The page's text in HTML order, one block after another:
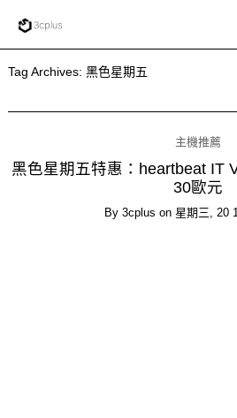
Tag Archives: 黑色星期五
主機推薦
黑色星期五特惠：heartbeat IT
30歐元
By 3cplus on 星期三, 20